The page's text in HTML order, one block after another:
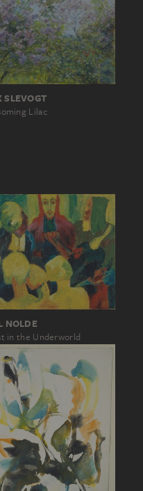
SLEVOGT
Lilac
NOLDE
in the Underworld